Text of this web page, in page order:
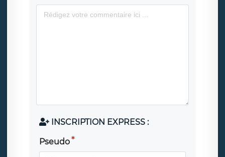
INSCRIPTION EXPRESS :
Pseudo